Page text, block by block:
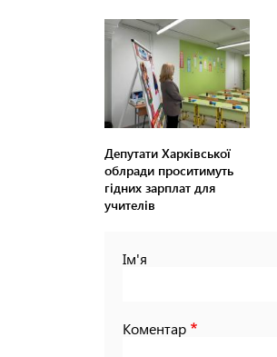
Депутати Харківської
облради проситимуть
гідних зарплат для
учителів
Ім'я
Коментар